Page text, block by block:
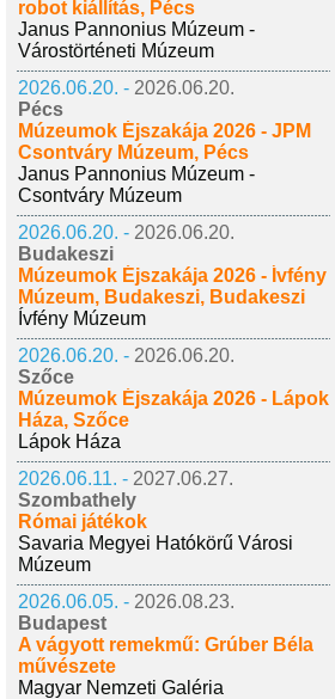
robot kiállítás, Pécs
Janus Pannonius Múzeum -
Várostörténeti Múzeum
2026.06.20. - 2026.06.20.
Pécs
Múzeumok Éjszakája 2026 - JPM
Csontváry Múzeum, Pécs
Janus Pannonius Múzeum -
Csontváry Múzeum
2026.06.20. - 2026.06.20.
Budakeszi
Múzeumok Éjszakája 2026 - Ívfény
Múzeum, Budakeszi, Budakeszi
Ívfény Múzeum
2026.06.20. - 2026.06.20.
Szőce
Múzeumok Éjszakája 2026 - Lápok
Háza, Szőce
Lápok Háza
2026.06.11. - 2027.06.27.
Szombathely
Római játékok
Savaria Megyei Hatókörű Városi
Múzeum
2026.06.05. - 2026.08.23.
Budapest
A vágyott remekmű: Grúber Béla
művészete
Magyar Nemzeti Galéria